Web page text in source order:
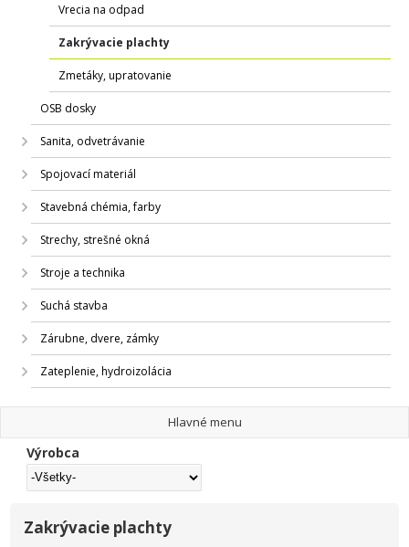
Vrecia na odpad
Zakrývacie plachty
Zmetáky, upratovanie
OSB dosky
Sanita, odvetrávanie
Spojovací materiál
Stavebná chémia, farby
Strechy, strešné okná
Stroje a technika
Suchá stavba
Zárubne, dvere, zámky
Zateplenie, hydroizolácia
Hlavné menu
Výrobca
Zakrývacie plachty